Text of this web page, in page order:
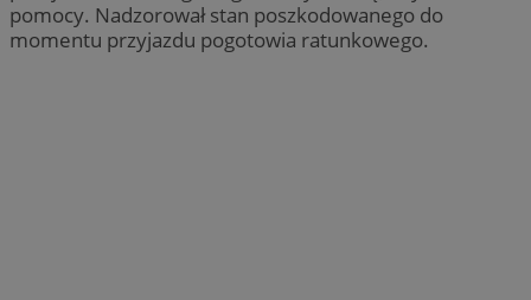
pomocy. Nadzorował stan poszkodowanego do
momentu przyjazdu pogotowia ratunkowego.